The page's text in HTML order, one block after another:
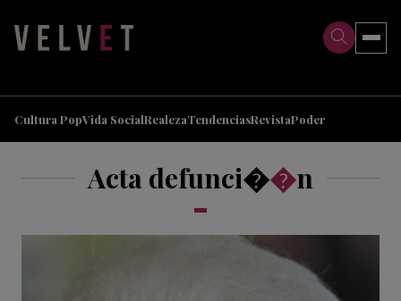
Cultura PopVida SocialRealezaTendenciasRevistaPoder
Acta defunci��n